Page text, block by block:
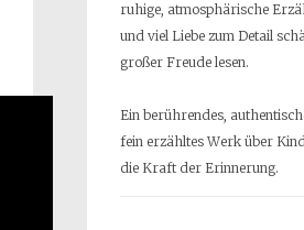
ruhige, atmosphärische
und viel Liebe zum Detail
großer Freude lesen.
Ein berührendes,
fein erzähltes Werk über
die Kraft der Erinnerung.